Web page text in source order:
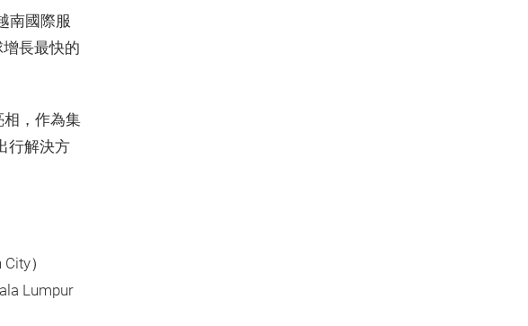
南國際服
長最快的
相，作為集
行解決方
）
Lumpur